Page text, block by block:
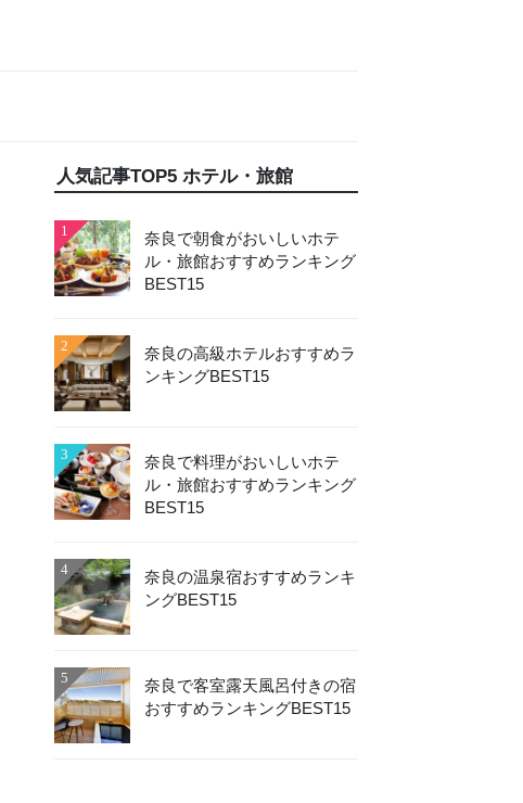
人気記事TOP5 ホテル・旅館
1
奈良で朝食がおいしいホテ
ル・旅館おすすめランキング
BEST15
2
奈良の高級ホテルおすすめラ
ンキングBEST15
3
奈良で料理がおいしいホテ
ル・旅館おすすめランキング
BEST15
4
奈良の温泉宿おすすめランキ
ングBEST15
5
奈良で客室露天風呂付きの宿
おすすめランキングBEST15